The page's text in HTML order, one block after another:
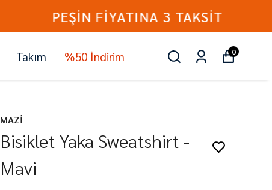
Takım %50 İndirim 0
MAZİ
Bisiklet Yaka Sweatshirt -
Mavi